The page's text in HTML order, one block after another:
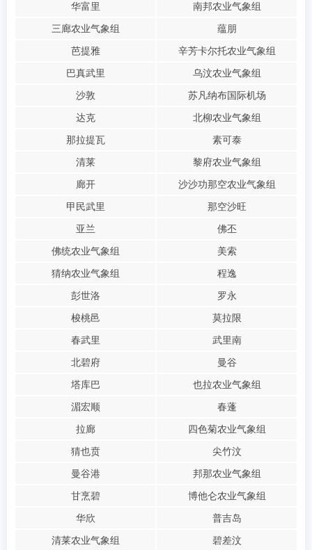
华富里
南邦农业气象组
三廊农业气象组
蕴朋
芭提雅
辛芳卡尔托农业气象组
巴真武里
乌汶农业气象组
沙敦
苏凡纳布国际机场
达克
北柳农业气象组
那拉提瓦
素可泰
清莱
黎府农业气象组
廊开
沙沙功那空农业气象组
甲民武里
那空沙旺
亚兰
佛丕
佛统农业气象组
美索
猜纳农业气象组
程逸
彭世洛
罗永
梭桃邑
莫拉限
春武里
武里南
北碧府
曼谷
塔库巴
也拉农业气象组
湄宏顺
春蓬
拉廊
四色菊农业气象组
猜也贲
尖竹汶
曼谷港
邦那农业气象组
甘烹碧
博他仑农业气象组
华欣
普吉岛
清莱农业气象组
碧差汶